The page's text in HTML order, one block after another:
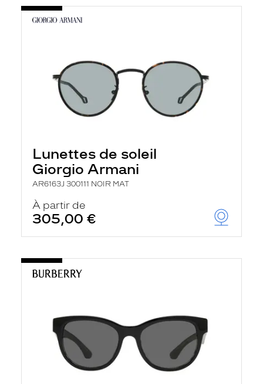
Lunettes de soleil
Giorgio Armani
AR6163J 300111 NOIR MAT
À partir de
305,00 €